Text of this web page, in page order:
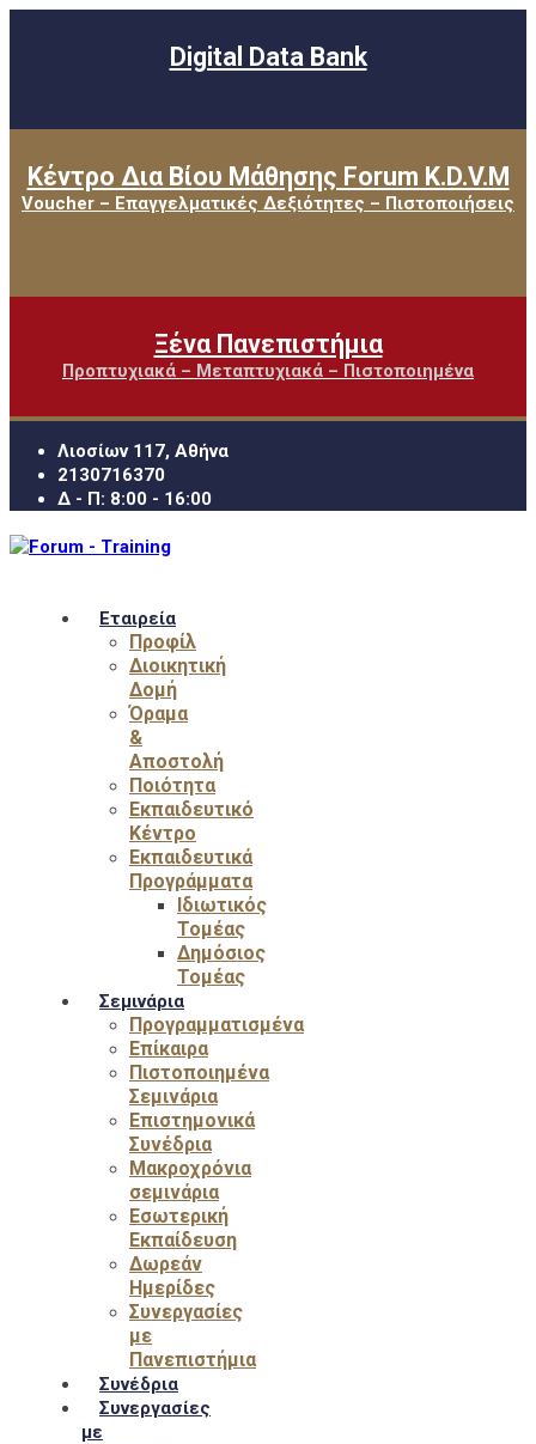
Digital Data Bank
Κέντρο Δια Βίου Μάθησης Forum K.D.V.M
Voucher – Επαγγελματικές Δεξιότητες – Πιστοποιήσεις
Ξένα Πανεπιστήμια
Προπτυχιακά – Μεταπτυχιακά – Πιστοποιημένα
Λιοσίων 117, Αθήνα
2130716370
Δ - Π: 8:00 - 16:00
Εταιρεία
Προφίλ
Διοικητική
Δομή
Όραμα
&
Αποστολή
Ποιότητα
Εκπαιδευτικό
Κέντρο
Εκπαιδευτικά
Προγράμματα
Ιδιωτικός
Τομέας
Δημόσιος
Τομέας
Σεμινάρια
Προγραμματισμένα
Επίκαιρα
Πιστοποιημένα
Σεμινάρια
Επιστημονικά
Συνέδρια
Μακροχρόνια
σεμινάρια
Εσωτερική
Εκπαίδευση
Δωρεάν
Ημερίδες
Συνεργασίες
με
Πανεπιστήμια
Συνέδρια
Συνεργασίες
με